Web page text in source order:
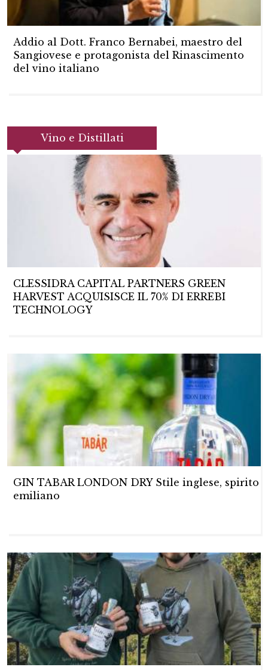
Addio al Dott. Franco Bernabei, maestro del
Sangiovese e protagonista del Rinascimento
del vino italiano
Vino e Distillati
CLESSIDRA CAPITAL PARTNERS GREEN
HARVEST ACQUISISCE IL 70% DI ERREBI
TECHNOLOGY
GIN TABAR LONDON DRY Stile inglese, spirito
emiliano